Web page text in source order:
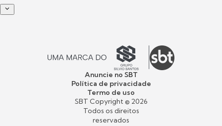
Anuncie no SBT
Política de privacidade
Termo de uso
SBT Copyright © 2026
Todos os direitos
reservados